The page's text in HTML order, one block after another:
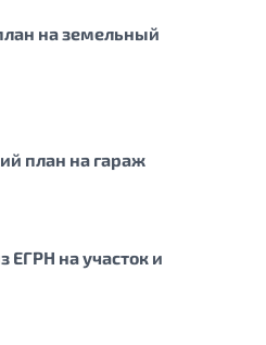
на земельный
план на гараж
ЕГРН на участок и